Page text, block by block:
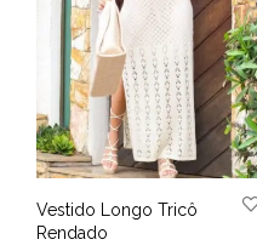
Vestido Longo Tricô
Rendado